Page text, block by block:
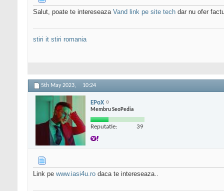
Salut, poate te intereseaza Vand link pe site tech dar nu ofer
stiri it stiri romania
5th May 2023, 10:24
EPoX
Membru SeoPedia
Reputatie: 39
Link pe www.iasi4u.ro daca te intereseaza..